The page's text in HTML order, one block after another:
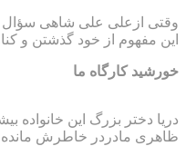
وقتی ازعلی علی شاهی سؤال
این مفهوم از خود گذشتن و
خورشید کارگاه ما
دریا دختر بزرگ این خانواده
ظاهری مادردر خاطرش